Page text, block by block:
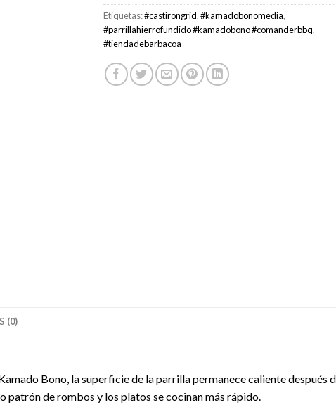
Etiquetas:#castirongrid,#kamadobonomedia,
#parrillahierrofundido #kamadobono #comanderbbq,
#tiendadebarbacoa
(0)
Bono, la superficie de la parrilla permanece caliente después
patrón de rombos y los platos se cocinan más rápido.